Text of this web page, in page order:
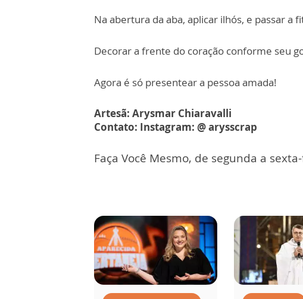
Na abertura da aba, aplicar ilhós, e passar a
Decorar a frente do coração conforme seu
Agora é só presentear a pessoa amada!
Artesã: Arysmar Chiaravalli
Contato: Instagram: @ arysscrap
Faça Você Mesmo, de segunda a